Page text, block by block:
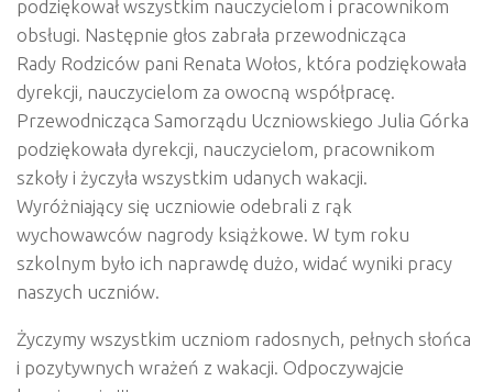
podziękował wszystkim nauczycielom i pracownikom
obsługi. Następnie głos zabrała przewodnicząca
Rady Rodziców pani Renata Wołos, która podziękowała
dyrekcji, nauczycielom za owocną współpracę.
Przewodnicząca Samorządu Uczniowskiego Julia Górka
podziękowała dyrekcji, nauczycielom, pracownikom
szkoły i życzyła wszystkim udanych wakacji.
Wyróżniający się uczniowie odebrali z rąk
wychowawców nagrody książkowe. W tym roku
szkolnym było ich naprawdę dużo, widać wyniki pracy
naszych uczniów.
Życzymy wszystkim uczniom radosnych, pełnych słońca
i pozytywnych wrażeń z wakacji. Odpoczywajcie